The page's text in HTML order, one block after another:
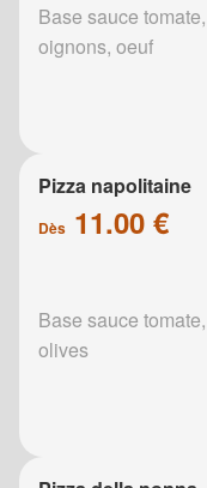
Base sauce
oignons, oeuf
Pizza napolitaine
Dès 11.00 €
Base sauce
olives